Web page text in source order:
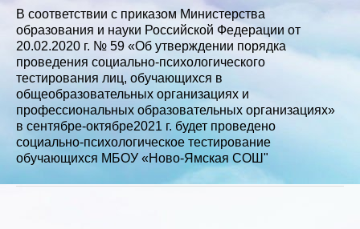
В соответствии с приказом Министерства
образования и науки Российской Федерации от
20.02.2020 г. № 59 «Об утверждении порядка
проведения социально-психологического
тестирования лиц, обучающихся в
общеобразовательных организациях и
профессиональных образовательных организациях»
в сентябре-октябре2021 г. будет проведено
социально-психологическое тестирование
обучающихся МБОУ «Ново-Ямская СОШ"